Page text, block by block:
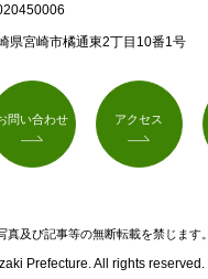
宮崎市橘通東2丁目10番1号
問い合わせ アクセス
真及び記事等の無断転載を禁じます。
Prefecture. All rights reserved.